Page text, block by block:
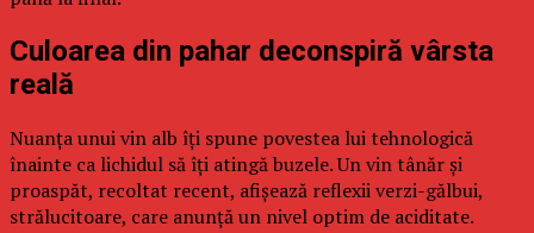
Culoarea din pahar deconspiră vârsta
reală
Nuanța unui vin alb îți spune povestea lui tehnologică
înainte ca lichidul să îți atingă buzele. Un vin tânăr și
proaspăt, recoltat recent, afișează reflexii verzi-gălbui,
strălucitoare, care anunță un nivel optim de aciditate.